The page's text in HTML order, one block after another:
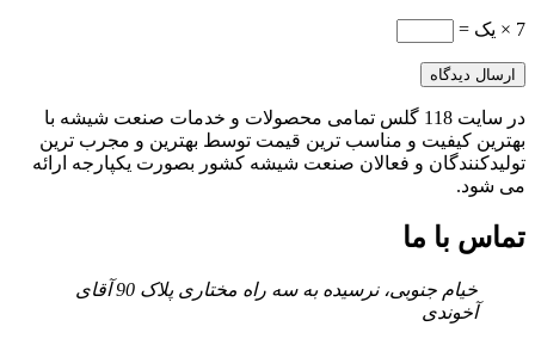
7 × یک =
در سایت 118 گلس تمامی محصولات و خدمات صنعت شیشه با
بهترین کیفیت و مناسب ترین قیمت توسط بهترین و مجرب ترین
تولیدکنندگان و فعالان صنعت شیشه کشور بصورت یکپارجه ارائه
می شود.
تماس با ما
خیام جنوبی، نرسیده به سه راه مختاری پلاک 90 آقای
آخوندی